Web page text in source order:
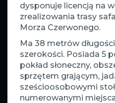
dysponuje licencją na
zrealizowania trasy
Morza Czerwonego.
Ma 38 metrów
szerokości. Posiada 5
pokład słoneczny,
sprzętem grającym,
sześcioosobowymi
numerowanymi